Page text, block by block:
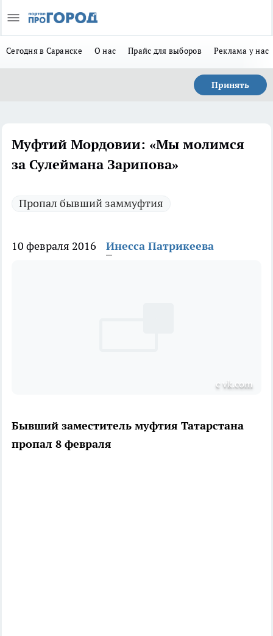
Сегодня в Саранске О нас Прайс для выборов Реклама у нас
Принять
Муфтий Мордовии: «Мы молимся
за Сулеймана Зарипова»
Пропал бывший заммуфтия
10 февраля 2016 Инесса Патрикеева
с vk.com
Бывший заместитель муфтия Татарстана
пропал 8 февраля